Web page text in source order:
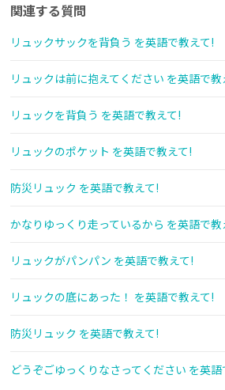
関連する質問
リュックサックを背負う を英語で教えて!
リュックは前に抱えてください を英語で教
リュックを背負う を英語で教えて!
リュックのポケット を英語で教えて!
防災リュック を英語で教えて!
かなりゆっくり走っているから を英語で教
リュックがパンパン を英語で教えて!
リュックの底にあった！ を英語で教えて!
防災リュック を英語で教えて!
どうぞごゆっくりなさってください を英語